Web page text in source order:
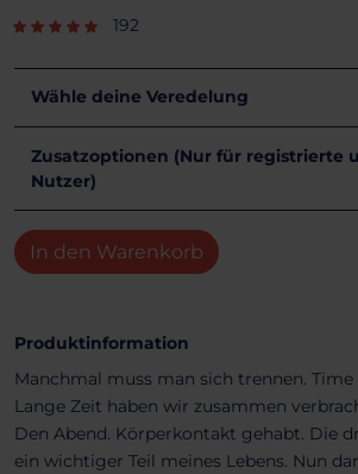
192
Wähle deine Veredelung
Zusatzoptionen (Nur für registrierte und verifizierte
Nutzer)
In den Warenkorb
Produktinformation
Manchmal muss man sich trennen.
Lange Zeit haben wir zusammen
Den Abend. Körperkontakt gehabt. Die
ein wichtiger Teil meines Lebens. Nun